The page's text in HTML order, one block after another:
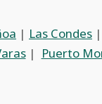
| Las Condes |
|
Puerto